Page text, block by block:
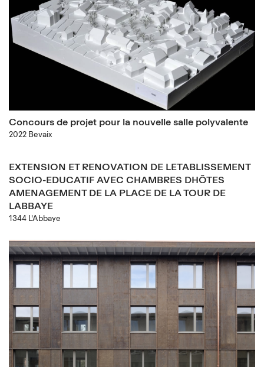
Concours de projet pour la nouvelle salle polyvalente
2022 Bevaix
EXTENSION ET RENOVATION DE LETABLISSEMENT
SOCIO-EDUCATIF AVEC CHAMBRES DHÔTES
AMENAGEMENT DE LA PLACE DE LA TOUR DE
LABBAYE
1344 L'Abbaye